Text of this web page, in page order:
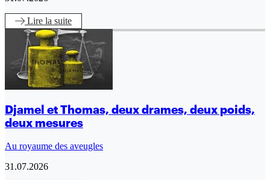
Lire la suite
Djamel et Thomas, deux drames, deux poids,
deux mesures
Au royaume des aveugles
31.07.2026